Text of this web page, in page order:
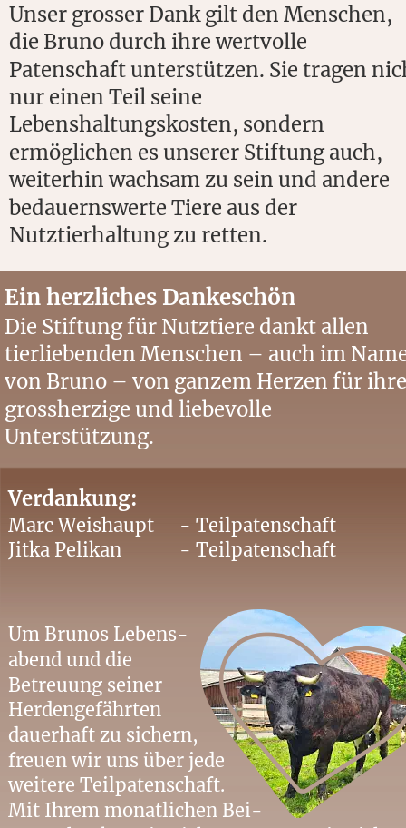
Unser grosser Dank gilt den Menschen,
die Bruno durch ihre wertvolle
Patenschaft unterstützen. Sie tragen
nur einen Teil seine
Lebenshaltungskosten, sondern
ermöglichen es unserer Stiftung auch,
weiterhin wachsam zu sein und andere
bedauernswerte Tiere aus der
Nutztierhaltung zu retten.
Ein herzliches Dankeschön
Die Stiftung für Nutztiere dankt allen
tierliebenden Menschen – auch im
von Bruno – von ganzem Herzen für
grossherzige und liebevolle
Unterstützung.
Verdankung:
Marc Weishaupt
- Teilpatenschaft
Jitka Pelikan
- Teilpatenschaft
Um Brunos Lebens-
abend und die
Betreuung seiner
Herdengefährten
dauerhaft zu sichern,
freuen wir uns über jede
weitere Teilpatenschaft.
Mit Ihrem monatlichen Bei-